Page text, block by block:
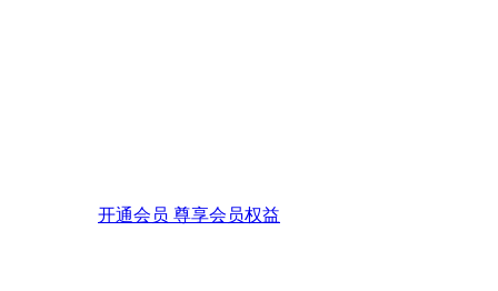
开通会员 尊享会员权益